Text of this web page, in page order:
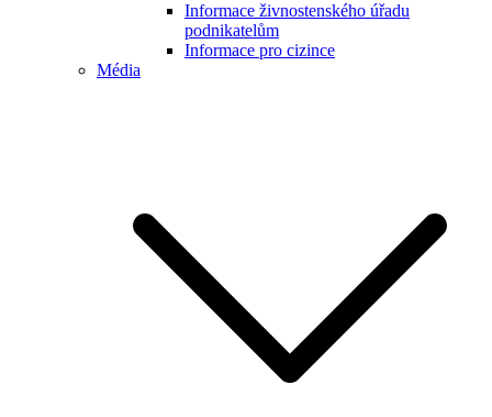
Informace živnostenského úřadu
podnikatelům
Informace pro cizince
Média